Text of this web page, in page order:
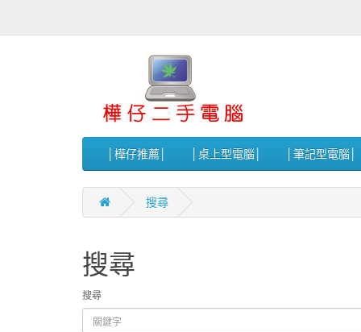
│樺仔推薦│ │桌上型電腦│ │筆記型電腦│
搜尋
搜尋
搜尋